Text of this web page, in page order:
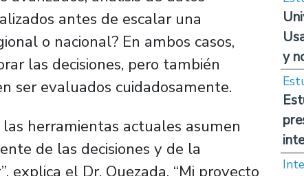
antes de escalar una
o nacional? En ambos casos,
las decisiones, pero también
ser evaluados cuidadosamente.
herramientas actuales asumen
de las decisiones y de la
explica el Dr. Quezada. “Mi proyecto
y